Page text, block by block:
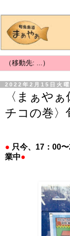
2022年2月15日火曜
〈まぁや
チコの巻〉
● 只今、17：00
業中●